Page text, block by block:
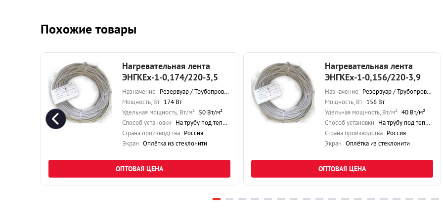
Похожие товары
Нагревательная лента
ЭНГКЕх-1-0,174/220-3,5
Назначение Резервуар / Трубопровод
Мощность, Вт 174 Вт
Удельная мощность, Вт/м² 50 Вт/м²
Способ установки На трубу под теплоизоляцию
Страна производства Россия
Экран Оплётка из стеклонити
ОПТОВАЯ ЦЕНА
Нагревательная лента
ЭНГКЕх-1-0,156/220-3,9
Назначение Резервуар / Трубопровод
Мощность, Вт 156 Вт
Удельная мощность, Вт/м² 40 Вт/м²
Способ установки На трубу под теплоизоляцию
Страна производства Россия
Экран Оплётка из стеклонити
ОПТОВАЯ ЦЕНА